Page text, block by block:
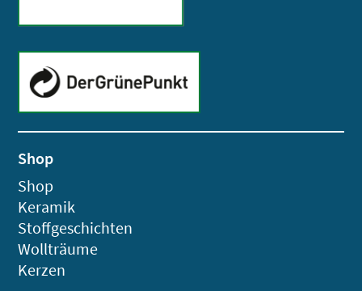
Shop
Shop
Keramik
Stoffgeschichten
Wollträume
Kerzen